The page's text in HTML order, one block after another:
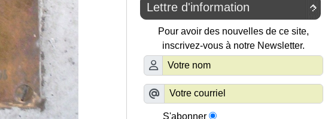

Lettre d'information
Pour avoir des nouvelles de ce site,
inscrivez-vous à notre Newsletter.
S'abonner